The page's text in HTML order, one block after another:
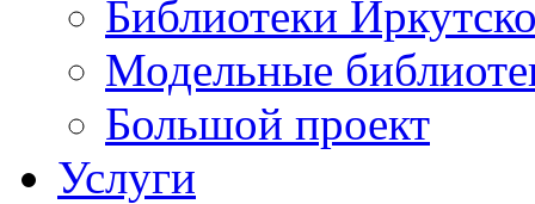
Библиотеки
Модельные
Большой проект
Услуги